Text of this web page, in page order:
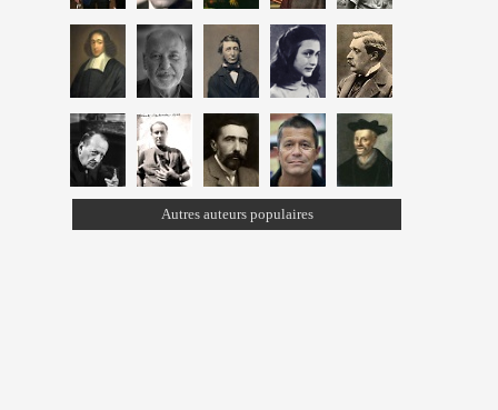
Autres auteurs populaires